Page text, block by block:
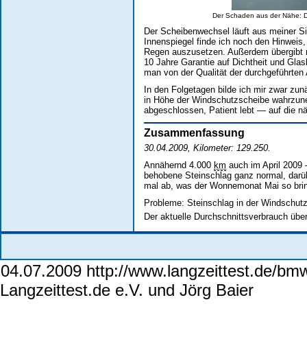
Der Schaden aus der Nähe:
Der Scheibenwechsel läuft aus meiner
Innenspiegel finde ich noch den
Regen auszusetzen. Außerdem
10 Jahre Garantie auf Dichtheit und
man von der Qualität der durchgeführten
In den Folgetagen bilde ich mir zwar
in Höhe der Windschutzscheibe
abgeschlossen, Patient lebt — auf die
Zusammenfassung
30.04.2009, Kilometer: 129.250.
Annähernd 4.000 km auch im April 2009
behobene Steinschlag ganz normal,
mal ab, was der Wonnemonat Mai so
Probleme: Steinschlag in der
Der aktuelle Durchschnittsverbrauch
04.07.2009 http://www.langzeittest.de/
Langzeittest.de e.V. und Jörg Baier